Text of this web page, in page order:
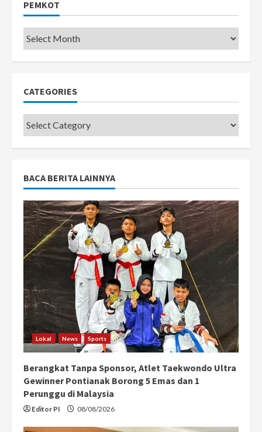
PEMKOT
Pemkot
CATEGORIES
Categories
BACA BERITA LAINNYA
Lokal News Sports
Berangkat Tanpa Sponsor, Atlet Taekwondo Ultra
Gewinner Pontianak Borong 5 Emas dan 1
Perunggu di Malaysia
Editor PI 08/08/2026